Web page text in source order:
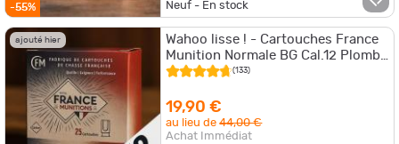
-55% Neuf - En stock
ajouté hier
Wahoo lisse ! - Cartouches France
Munition Normale BG Cal.12 Plomb
8 - 50 cartouches
(133)
19,90 €
au lieu de44,00 €
Achat Immédiat